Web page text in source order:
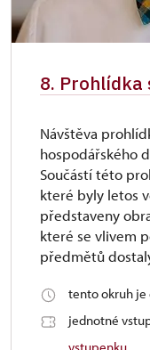
8. Prohlídka
Návštěva
hospodářského
Součástí této
které byly letos
představeny
které se vlivem
předmětů
tento okruh je
jednotné